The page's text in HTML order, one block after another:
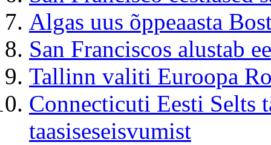
Algas uus õppeaasta
San Franciscos alustab
Tallinn valiti Euroopa
Connecticuti Eesti Selts
taasiseseisvumist